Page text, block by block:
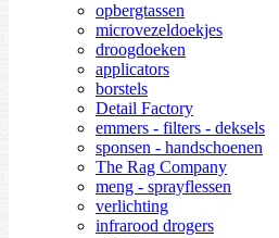
opbergtassen
microvezeldoekjes
droogdoeken
applicators
borstels
Detail Factory
emmers - filters - deksels
sponsen - handschoenen
The Rag Company
meng - sprayflessen
verlichting
infrarood drogers